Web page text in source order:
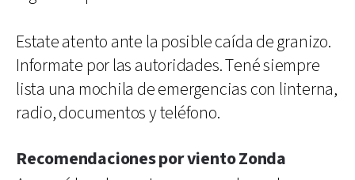
Estate atento ante la posible caída de granizo.
Informate por las autoridades. Tené siempre
lista una mochila de emergencias con linterna,
radio, documentos y teléfono.
Recomendaciones por viento Zonda